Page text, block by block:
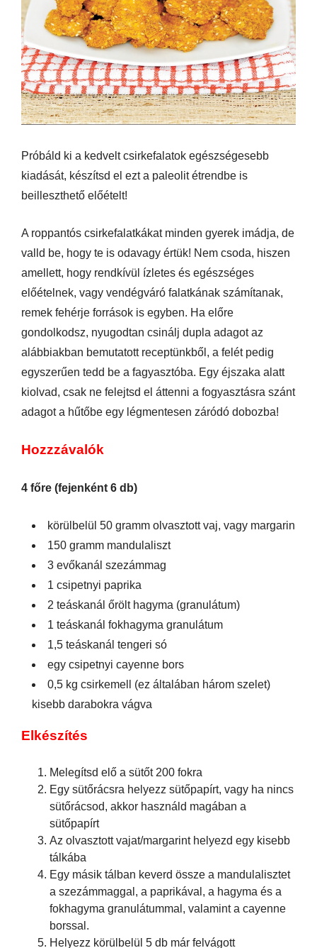
Próbáld ki a kedvelt csirkefalatok egészségesebb
kiadását, készítsd el ezt a paleolit étrendbe is
beilleszthető előételt!
A roppantós csirkefalatkákat minden gyerek imádja, de
valld be, hogy te is odavagy értük! Nem csoda, hiszen
amellett, hogy rendkívül ízletes és egészséges
előételnek, vagy vendégváró falatkának számítanak,
remek fehérje források is egyben. Ha előre
gondolkodsz, nyugodtan csinálj dupla adagot az
alábbiakban bemutatott receptünkből, a felét pedig
egyszerűen tedd be a fagyasztóba. Egy éjszaka alatt
kiolvad, csak ne felejtsd el áttenni a fogyasztásra szánt
adagot a hűtőbe egy légmentesen záródó dobozba!
Hozzzávalók
4 főre (fejenként 6 db)
körülbelül 50 gramm olvasztott vaj, vagy margarin
150 gramm mandulaliszt
3 evőkanál szezámmag
1 csipetnyi paprika
2 teáskanál őrölt hagyma (granulátum)
1 teáskanál fokhagyma granulátum
1,5 teáskanál tengeri só
egy csipetnyi cayenne bors
0,5 kg csirkemell (ez általában három szelet)
kisebb darabokra vágva
Elkészítés
Melegítsd elő a sütőt 200 fokra
Egy sütőrácsra helyezz sütőpapírt, vagy ha nincs
sütőrácsod, akkor használd magában a
sütőpapírt
Az olvasztott vajat/margarint helyezd egy kisebb
tálkába
Egy másik tálban keverd össze a mandulalisztet
a szezámmaggal, a paprikával, a hagyma és a
fokhagyma granulátummal, valamint a cayenne
borssal.
Helyezz körülbelül 5 db már felvágott